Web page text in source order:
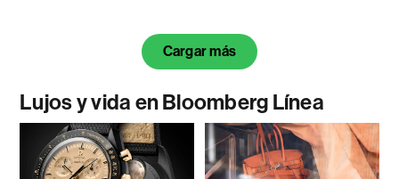
Cargar más
Lujos y vida en Bloomberg Línea